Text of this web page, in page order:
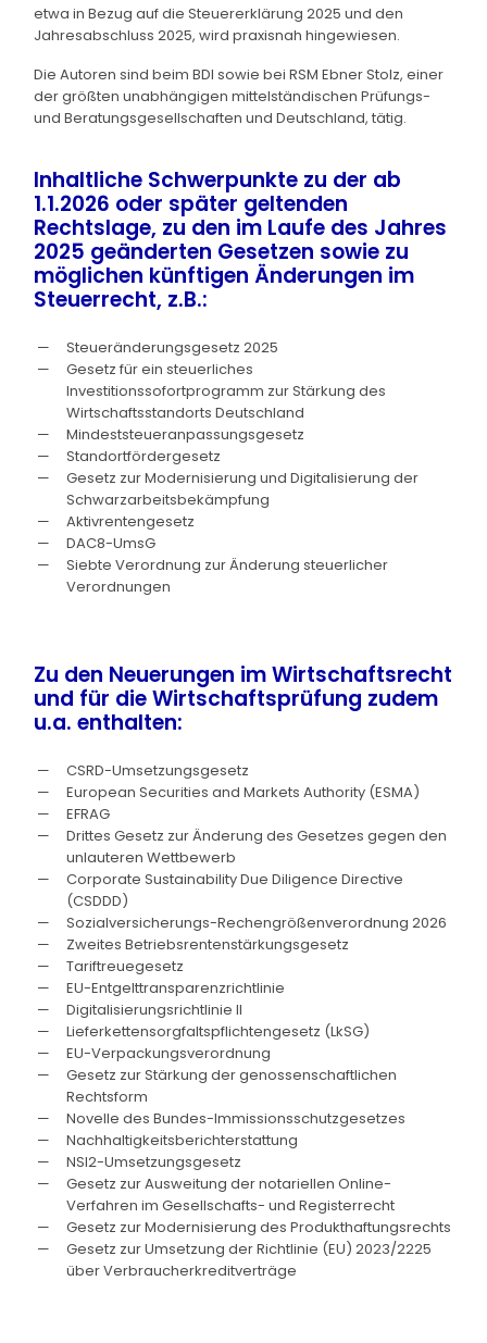
etwa in Bezug auf die Steuererklärung 2025 und den
Jahresabschluss 2025, wird praxisnah hingewiesen.
Die Autoren sind beim BDI sowie bei RSM Ebner Stolz, einer
der größten unabhängigen mittelständischen Prüfungs-
und Beratungsgesellschaften und Deutschland, tätig.
Inhaltliche Schwerpunkte zu der ab
1.1.2026 oder später geltenden
Rechtslage, zu den im Laufe des Jahres
2025 geänderten Gesetzen sowie zu
möglichen künftigen Änderungen im
Steuerrecht, z.B.:
Steueränderungsgesetz 2025
Gesetz für ein steuerliches
Investitionssofortprogramm zur Stärkung des
Wirtschaftsstandorts Deutschland
Mindeststeueranpassungsgesetz
Standortfördergesetz
Gesetz zur Modernisierung und Digitalisierung der
Schwarzarbeitsbekämpfung
Aktivrentengesetz
DAC8-UmsG
Siebte Verordnung zur Änderung steuerlicher
Verordnungen
Zu den Neuerungen im Wirtschaftsrecht
und für die Wirtschaftsprüfung zudem
u.a. enthalten:
CSRD-Umsetzungsgesetz
European Securities and Markets Authority (ESMA)
EFRAG
Drittes Gesetz zur Änderung des Gesetzes gegen den
unlauteren Wettbewerb
Corporate Sustainability Due Diligence Directive
(CSDDD)
Sozialversicherungs-Rechengrößenverordnung 2026
Zweites Betriebsrentenstärkungsgesetz
Tariftreuegesetz
EU-Entgelttransparenzrichtlinie
Digitalisierungsrichtlinie II
Lieferkettensorgfaltspflichtengesetz (LkSG)
EU-Verpackungsverordnung
Gesetz zur Stärkung der genossenschaftlichen
Rechtsform
Novelle des Bundes-Immissionsschutzgesetzes
Nachhaltigkeitsberichterstattung
NSI2-Umsetzungsgesetz
Gesetz zur Ausweitung der notariellen Online-
Verfahren im Gesellschafts- und Registerrecht
Gesetz zur Modernisierung des Produkthaftungsrechts
Gesetz zur Umsetzung der Richtlinie (EU) 2023/2225
über Verbraucherkreditverträge